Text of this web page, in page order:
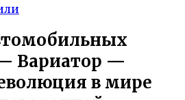
Вариатор —
в мире